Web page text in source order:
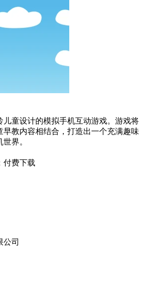
儿童设计的模拟手机互动游戏。游戏将
早教内容相结合，打造出一个充满趣味
界。
付费下载
公司